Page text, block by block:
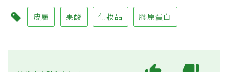
皮膚 果酸 化妝品 膠原蛋白